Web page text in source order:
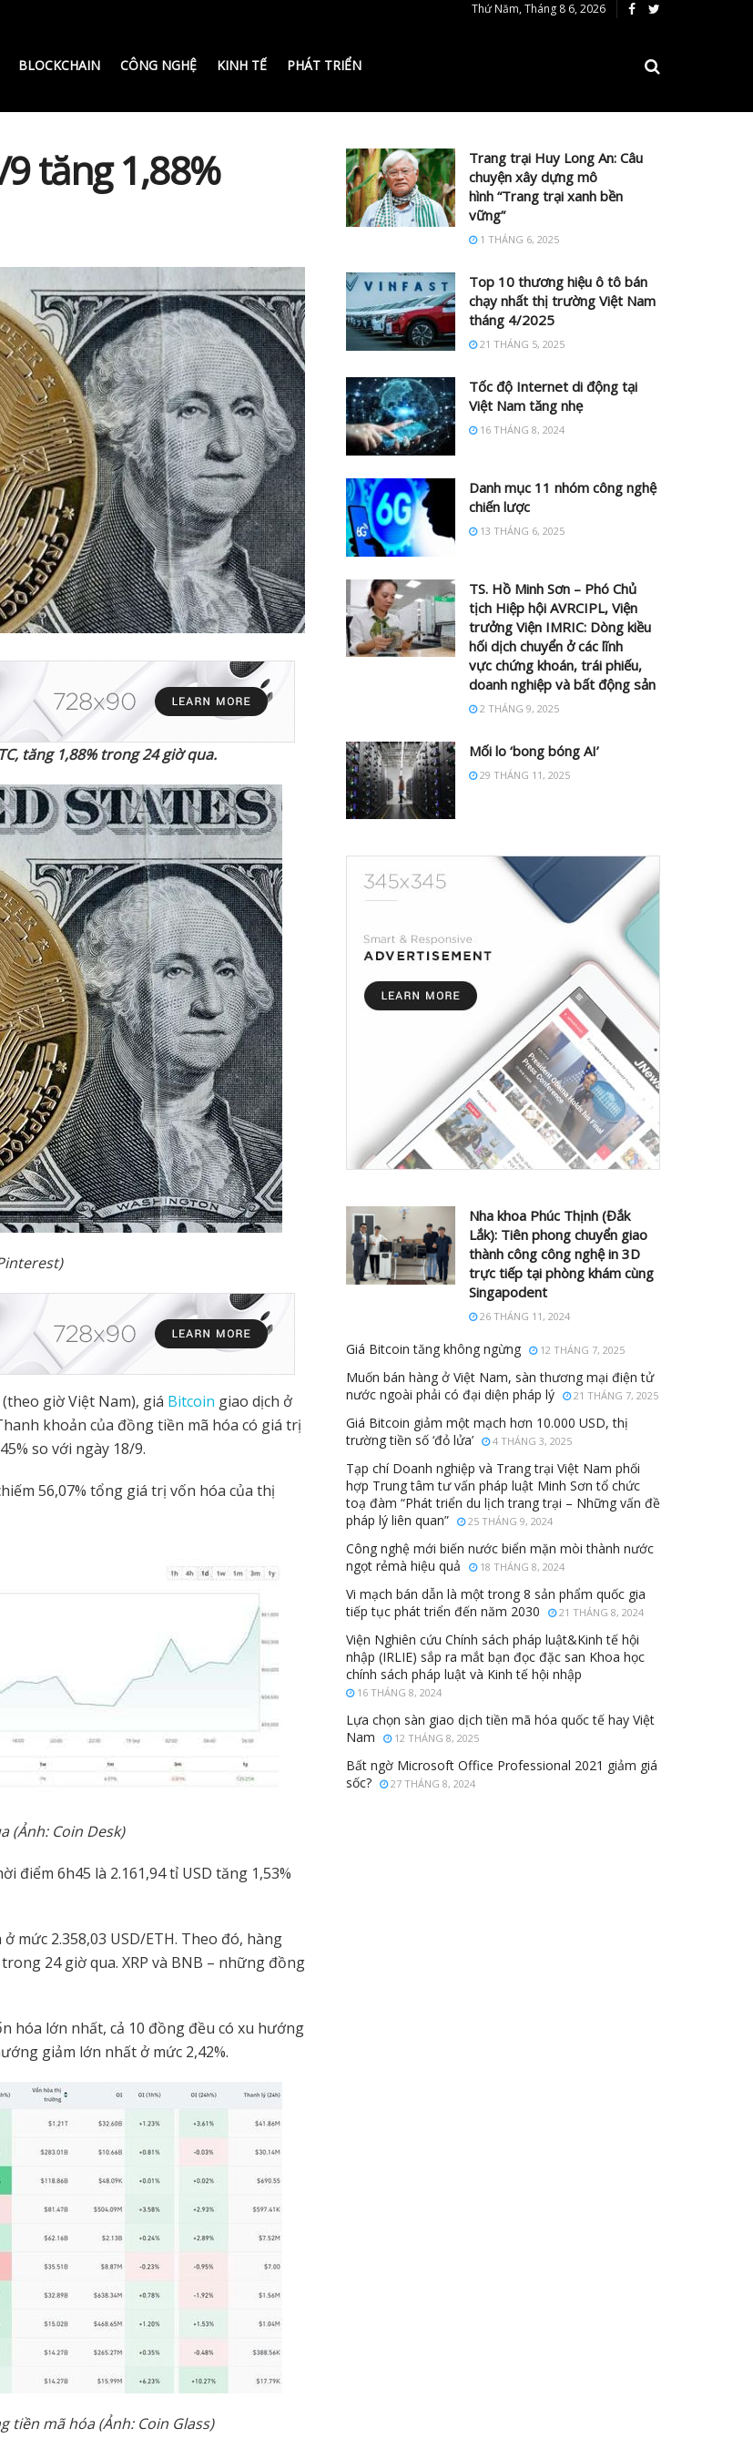
Thứ Năm, Tháng 8 6, 2026
BLOCKCHAIN CÔNG NGHỆ KINH TẾ PHÁT TRIỂN
tăng 1,88%
tăng 1,88% trong 24 giờqua.
giờ Việt Nam), giá Bitcoin giao dịch ở
khoản của đồng tiền mã hóa có giá trị
so với ngày 18/9.
56,07% tổng giá trị vốn hóa của thị
(Ảnh: Coin Desk)
6h45 là 2.161,94 tỉ USD tăng 1,53%
mức 2.358,03 USD/ETH. Theo đó, hàng
24 giờ qua. XRP và BNB – những đồng
hóa lớn nhất, cả 10 đồng đều có xu hướng
giảm lớn nhất ở mức 2,42%.
tiền mã hóa (Ảnh: Coin Glass)
Trang trại Huy Long An: Câu
chuyện xây dựng mô
hình “Trang trại xanh bền
vững”
1 THÁNG 6, 2025
Top 10 thương hiệu ô tô bán
chạy nhất thị trường Việt Nam
tháng 4/2025
21 THÁNG 5, 2025
Tốc độ Internet di động tại
Việt Nam tăng nhẹ
16 THÁNG 8, 2024
Danh mục 11 nhóm công nghệ
chiến lược
13 THÁNG 6, 2025
TS. Hồ Minh Sơn – Phó Chủ
tịch Hiệp hội AVRCIPL, Viện
trưởng Viện IMRIC: Dòng kiều
hối dịch chuyển ở các lĩnh
vực chứng khoán, trái phiếu,
doanh nghiệp và bất động sản
2 THÁNG 9, 2025
Mối lo ‘bong bóng AI’
29 THÁNG 11, 2025
Nha khoa Phúc Thịnh (Đắk
Lắk): Tiên phong chuyển giao
thành công công nghệ in 3D
trực tiếp tại phòng khám cùng
Singapodent
26 THÁNG 11, 2024
Giá Bitcoin tăng không ngừng 12 THÁNG 7, 2025
Muốn bán hàng ở Việt Nam, sàn thương mại điện tử
nước ngoài phải có đại diện pháp lý
21 THÁNG 7, 2025
Giá Bitcoin giảm một mạch hơn 10.000 USD, thị
trường tiền số ‘đỏ lửa’
4 THÁNG 3, 2025
Tạp chí Doanh nghiệp và Trang trại Việt Nam phối
hợp Trung tâm tư vấn pháp luật Minh Sơn tổ chức
toạ đàm “Phát triển du lịch trang trại – Những vấn đề
pháp lý liên quan”
25 THÁNG 9, 2024
Công nghệ mới biến nước biển mặn mòi thành nước
ngọt rẻmà hiệu quả
18 THÁNG 8, 2024
Vi mạch bán dẫn là một trong 8 sản phẩm quốc gia
tiếp tục phát triển đến năm 2030
21 THÁNG 8, 2024
Viện Nghiên cứu Chính sách pháp luật&Kinh tế hội
nhập (IRLIE) sắp ra mắt bạn đọc đặc san Khoa học
chính sách pháp luật và Kinh tế hội nhập
16 THÁNG 8, 2024
Lựa chọn sàn giao dịch tiền mã hóa quốc tế hay Việt
Nam
12 THÁNG 8, 2025
Bất ngờ Microsoft Office Professional 2021 giảm giá
sốc?
27 THÁNG 8, 2024